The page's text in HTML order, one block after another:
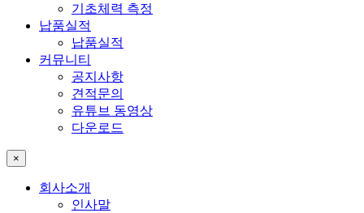
기초체력 측정
납품실적
납품실적
커뮤니티
공지사항
견적문의
유튜브 동영상
다운로드
×
회사소개
인사말